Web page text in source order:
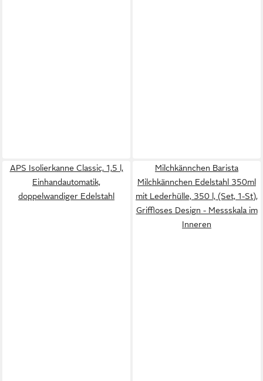
APS Isolierkanne Classic, 1,5 l,
Einhandautomatik,
doppelwandiger Edelstahl
Milchkännchen Barista
Milchkännchen Edelstahl 350ml
mit Lederhülle, 350 l, (Set, 1-St),
Griffloses Design - Messskala im
Inneren